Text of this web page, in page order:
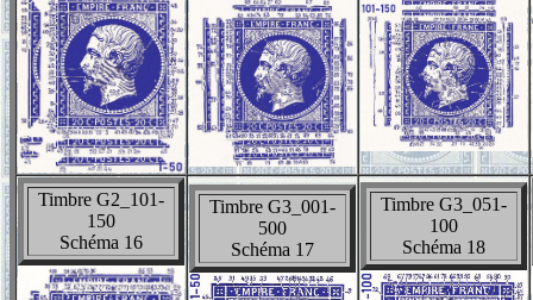
Timbre G2_101-
150
Schéma 16
Timbre G3_001-
500
Schéma 17
Timbre G3_051-
100
Schéma 18